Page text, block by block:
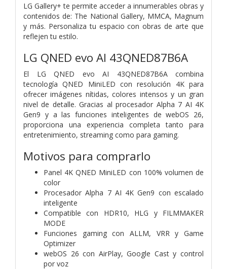
LG Gallery+ te permite acceder a innumerables obras y
contenidos de: The National Gallery, MMCA, Magnum
y más. Personaliza tu espacio con obras de arte que
reflejen tu estilo.
LG QNED evo AI 43QNED87B6A
El LG QNED evo AI 43QNED87B6A combina
tecnología QNED MiniLED con resolución 4K para
ofrecer imágenes nítidas, colores intensos y un gran
nivel de detalle. Gracias al procesador Alpha 7 AI 4K
Gen9 y a las funciones inteligentes de webOS 26,
proporciona una experiencia completa tanto para
entretenimiento, streaming como para gaming.
Motivos para comprarlo
Panel 4K QNED MiniLED con 100% volumen de
color
Procesador Alpha 7 AI 4K Gen9 con escalado
inteligente
Compatible con HDR10, HLG y FILMMAKER
MODE
Funciones gaming con ALLM, VRR y Game
Optimizer
webOS 26 con AirPlay, Google Cast y control
por voz